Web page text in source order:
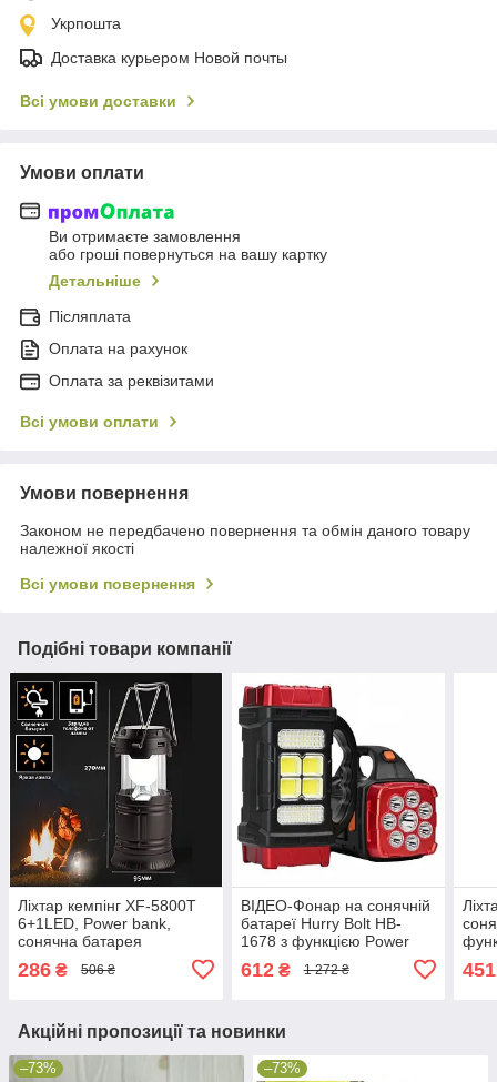
Укрпошта
Доставка курьером Новой почты
Всі умови доставки
Умови оплати
Ви отримаєте замовлення
або гроші повернуться на вашу картку
Детальніше
Післяплата
Оплата на рахунок
Оплата за реквізитами
Всі умови оплати
Умови повернення
Законом не передбачено повернення та обмін даного товару
належної якості
Всі умови повернення
Подібні товари компанії
Ліхтар кемпінг XF-5800T
6+1LED, Power bank,
сонячна батарея
286 ₴ 506 ₴
ВІДЕО-Фонар на сонячній
батареї Hurry Bolt HB-
1678 з функцією Power
612₴ 1 272 ₴ 451
Акційні пропозиції та новинки
–73% –73%